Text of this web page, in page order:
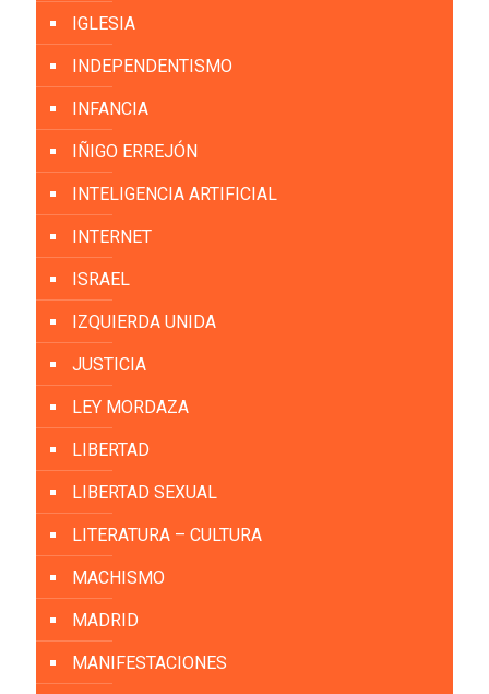
IGLESIA
INDEPENDENTISMO
INFANCIA
IÑIGO ERREJÓN
INTELIGENCIA ARTIFICIAL
INTERNET
ISRAEL
IZQUIERDA UNIDA
JUSTICIA
LEY MORDAZA
LIBERTAD
LIBERTAD SEXUAL
LITERATURA – CULTURA
MACHISMO
MADRID
MANIFESTACIONES